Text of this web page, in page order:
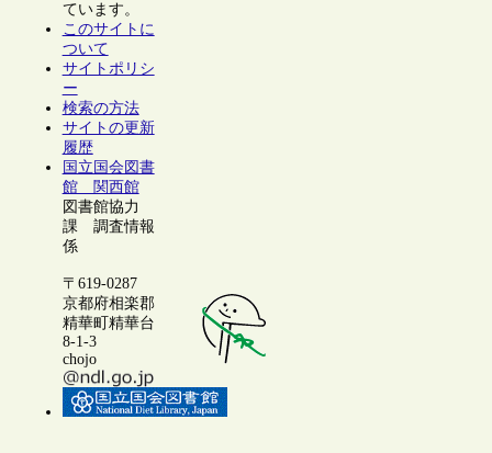
ています。
このサイトに
ついて
サイトポリシ
ー
検索の方法
サイトの更新
履歴
国立国会図書
館 関西館
図書館協力
課 調査情報
係
〒619-0287
京都府相楽郡
精華町精華台
8-1-3
chojo